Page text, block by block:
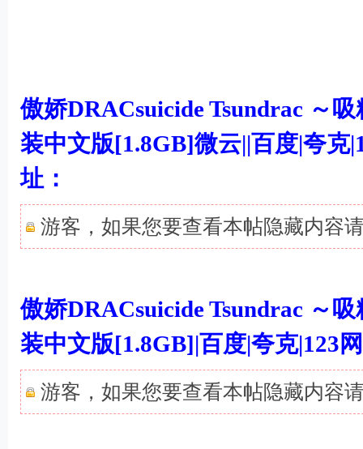
傲娇DRACsuicide Tsundrac ～
装中文版[1.8GB]微云||百度|夸克
址：
游客，如果您要查看本帖隐藏内容
傲娇DRACsuicide Tsundrac ～
装中文版[1.8GB]|百度|夸克|123
游客，如果您要查看本帖隐藏内容